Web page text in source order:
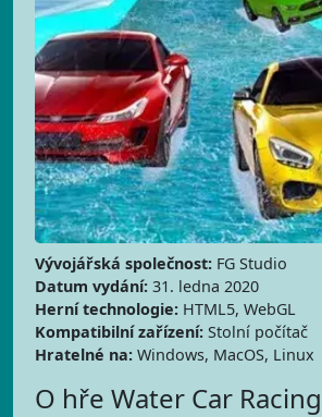
Vývojářská společnost: FG Studio
Datum vydání: 31. ledna 2020
Herní technologie: HTML5, WebGL
Kompatibilní zařízení: Stolní počítač
Hratelné na: Windows, MacOS, Linux
O hře Water Car Racing